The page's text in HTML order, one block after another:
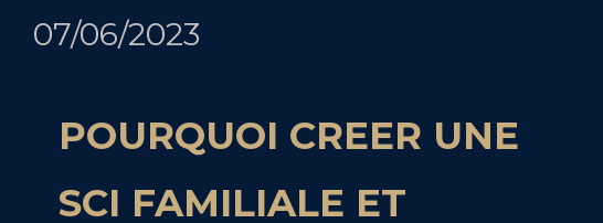
07/06/2023
POURQUOI CREER UNE
SCI FAMILIALE ET